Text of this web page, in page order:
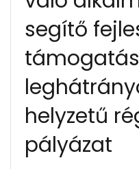
segítő
helyzetű
pályázat